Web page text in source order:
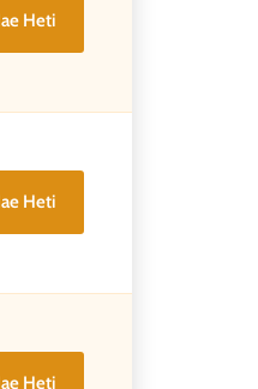
Heti
Heti
Heti